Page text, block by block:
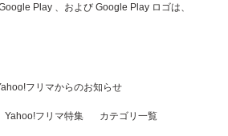
Play 、および Google Play ロゴは、
フリマからのお知らせ
Yahoo!フリマ特集 カテゴリ一覧